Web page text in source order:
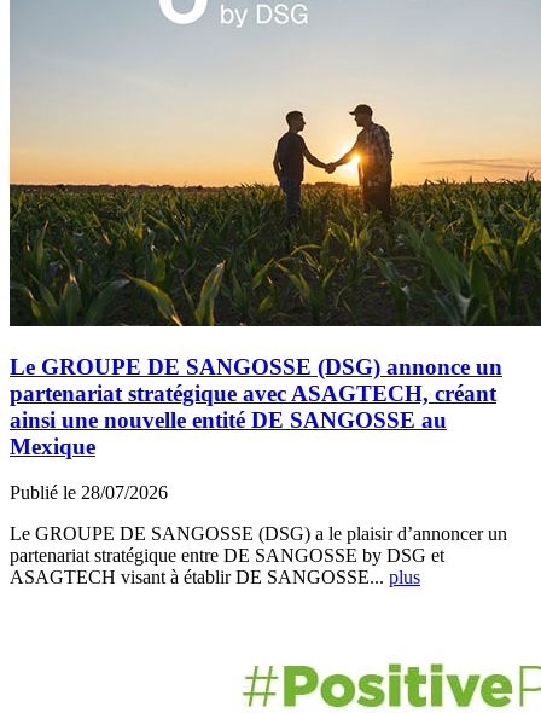
Le GROUPE DE SANGOSSE (DSG) annonce un
partenariat stratégique avec ASAGTECH, créant
ainsi une nouvelle entité DE SANGOSSE au
Mexique
Publié le 28/07/2026
Le GROUPE DE SANGOSSE (DSG) a le plaisir d’annoncer un
partenariat stratégique entre DE SANGOSSE by DSG et
ASAGTECH visant à établir DE SANGOSSE... plus